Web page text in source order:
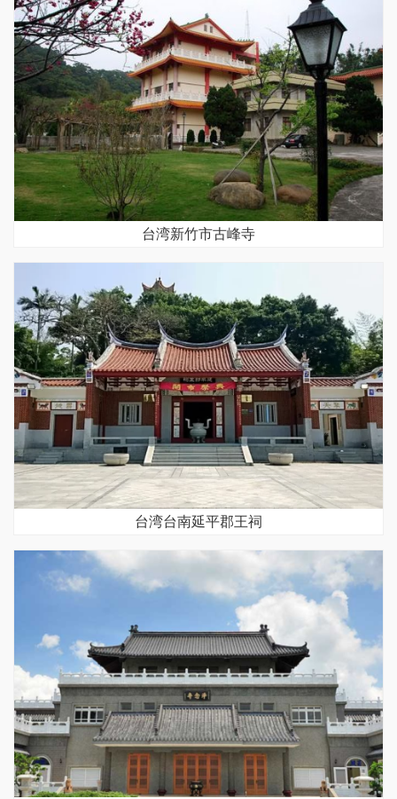
台湾新竹市古峰寺
台湾台南延平郡王祠